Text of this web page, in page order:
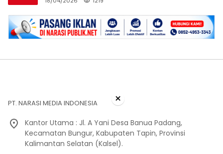
PT. NARASI MEDIA INDONESIA
Kantor Utama : Jl. A Yani Desa Banua Padang,
Kecamatan Bungur, Kabupaten Tapin, Provinsi
Kalimantan Selatan (Kalsel).
×